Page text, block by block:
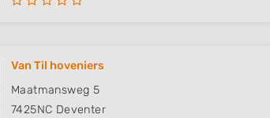
Van Til hoveniers
Maatmansweg 5
7425NC Deventer